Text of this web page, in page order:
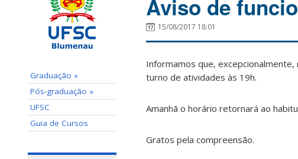
Graduação »
Pós-graduação »
UFSC
Guia de Cursos
Aviso de
15/08/2017 18:01
Informamos que,
turno de atividades às 19h.
Amanhã o horário retornará ao
Gratos pela compreensão.